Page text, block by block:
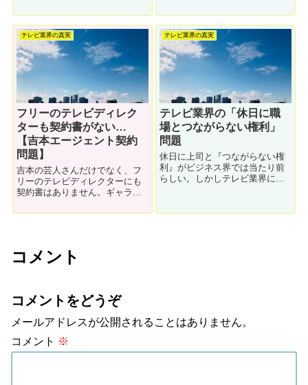
るもえあず。医師によると胃の
厚さが一般人の３倍。お腹の皮
が伸びる限り無限に膨らむんだ
そうです。
という話です。
テレビ業界の真実
フリーのテレビディレク
ターも契約書がない…
【吉本エージェント契約
問題】
吉本の芸人さんだけでなく、フ
リーのテレビディレクターにも
契約書はありません。ギャラの
すべて口頭です。面倒だから契
テレビ業界の真実
テレビ業界の「休日に職
場とつながらない権利」
問題
休日に上司と『つながらない権
利』がビジネス界では当たり前
らしい。しかしテレビ業界につ
とになるのです。現役ディレク
コメント
コメントをどうぞ
メールアドレスが公開されることはありません。
コメント ※